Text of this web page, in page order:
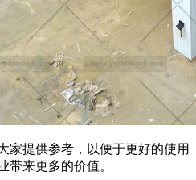
家提供参考，以便于更好的使用
带来更多的价值。